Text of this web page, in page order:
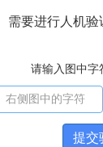
需要进行人机
请输入图中字
提交